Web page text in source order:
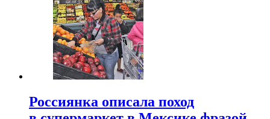
Россиянка описала поход